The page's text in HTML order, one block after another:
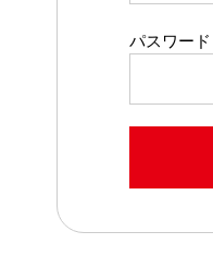
パスワード